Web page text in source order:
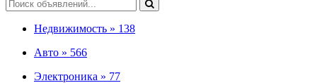
Недвижимость » 138
Авто » 566
Электроника » 77